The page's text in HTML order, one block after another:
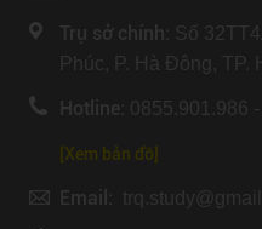
Trụ sở chính: Số
Phúc, P. Hà Đông, TP.
Hotline: 0855.901.986
[Xem bản đồ]
Email: